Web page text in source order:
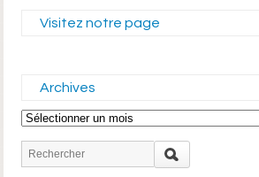
Visitez notre page
Archives
Archives